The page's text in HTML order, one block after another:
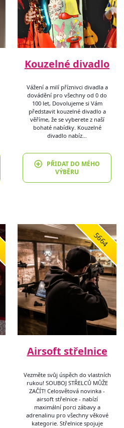
Kouzelné divadlo
Vážení a milí příznivci divadla a
dovádění pro všechny od 0 do
100 let, Dovolujeme si Vám
představit kouzelné divadlo a
věříme, že se vyberete z naší
bohaté nabídky. Kouzelné
divadlo nabíz…
PŘIDAT DO MÉHO
VÝBĚRU
5664
Airsoft střelnice
Vezměte svůj úspěch do vlastních
rukou! SOUBOJ STŘELCŮ MŮŽE
ZAČÍT! Celosvětová novinka -
airsoft střelnice - nabízí
maximální porci zábavy a
adrenalinu pro všechny věkové
kategorie. Střelnice spojuje